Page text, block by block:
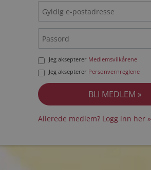
Jeg aksepterer Medlemsvilkårene
Jeg aksepterer Personvernreglene
Allerede medlem? Logg inn her »